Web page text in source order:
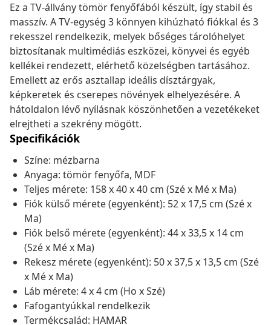
Ez a TV-állvány tömör fenyőfából készült, így stabil és
masszív. A TV-egység 3 könnyen kihúzható fiókkal és 3
rekesszel rendelkezik, melyek bőséges tárolóhelyet
biztosítanak multimédiás eszközei, könyvei és egyéb
kellékei rendezett, elérhető közelségben tartásához.
Emellett az erős asztallap ideális dísztárgyak,
képkeretek és cserepes növények elhelyezésére. A
hátoldalon lévő nyílásnak köszönhetően a vezetékeket
elrejtheti a szekrény mögött.
Specifikációk
Színe: mézbarna
Anyaga: tömör fenyőfa, MDF
Teljes mérete: 158 x 40 x 40 cm (Szé x Mé x Ma)
Fiók külső mérete (egyenként): 52 x 17,5 cm (Szé x
Ma)
Fiók belső mérete (egyenként): 44 x 33,5 x 14 cm
(Szé x Mé x Ma)
Rekesz mérete (egyenként): 50 x 37,5 x 13,5 cm (Szé
x Mé x Ma)
Láb mérete: 4 x 4 cm (Ho x Szé)
Fafogantyúkkal rendelkezik
Termékcsalád: HAMAR